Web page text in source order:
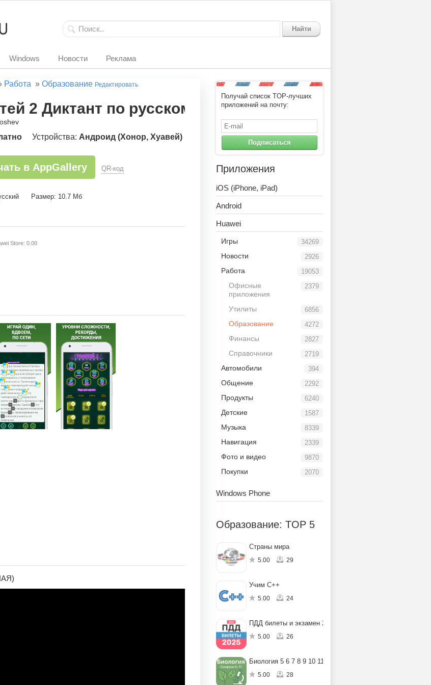
Найти
Windows Новости Реклама
Работа » Образование Редактировать
2 Диктант по русскому языку для взрослых.
Устройства: Андроид (Хонор, Хуавей)
в AppGallery QR-код
Размер: 10.7 Мб
Store: 0.00
Получай список TOP-лучших
приложений на почту:
Подписаться
Приложения
iOS (iPhone, iPad)
Android
Huawei
34269
Игры
2926
Новости
19053
Работа
2379
Офисные
приложения
6856
Утилиты
4272
Образование
2827
Финансы
2719
Справочники
394
Автомобили
2292
Общение
6240
Продукты
1587
Детские
8339
Музыка
2339
Навигация
9870
Фото и видео
2070
Покупки
Windows Phone
Образование: TOP 5
Страны мира
5.00 29
Учим C++
5.00 24
ПДД билеты и экзамен 2025
5.00 26
Биология 5 6 7 8 9 10 11
5.00 28